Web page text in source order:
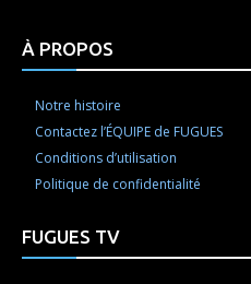
À PROPOS
Notre histoire
Contactez l’ÉQUIPE de FUGUES
Conditions d’utilisation
Politique de confidentialité
FUGUES TV